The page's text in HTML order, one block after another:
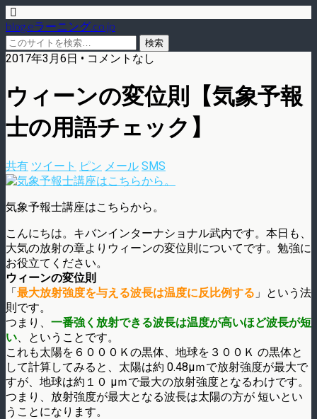
blog.eラーニング.co.jp
2017年3月6日 • コメントなし
ウィーンの変位則【気象予報
士の用語チェック】
共有 ツイート ピン メール SMS
気象予報士講座はこちらから。
こんにちは。キバンインターナショナル武内です。本日も、
大気の放射の章よりウィーンの変位則についてです。勉強に
お役立てください。
ウィーンの変位則
「最大放射強度を与える波長は温度に反比例する 」という法
則です。
つまり、 一番強く放射できる波長は温度が高いほど波長が短
い、ということです。
これも太陽を６０００Ｋの黒体、地球を３００Ｋ の黒体と
して計算してみると、太陽は約 0.48μｍで放射強度が最大で
すが、地球は約１０ μｍで最大の放射強度となるわけです。
つまり、放射強度が最大となる波長は太陽の方が 短いとい
うことになります。